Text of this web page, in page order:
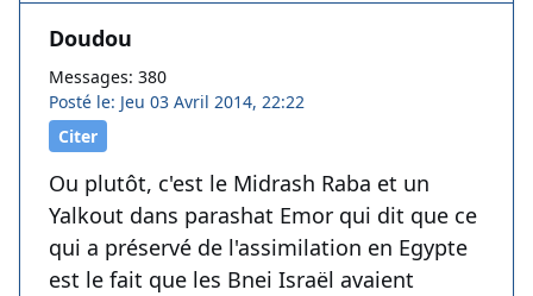
Doudou
Messages: 380
Posté le: Jeu 03 Avril 2014, 22:22
Citer
Ou plutôt, c'est le Midrash Raba et un
Yalkout dans parashat Emor qui dit que ce
qui a préservé de l'assimilation en Egypte
est le fait que les Bnei Israël avaient